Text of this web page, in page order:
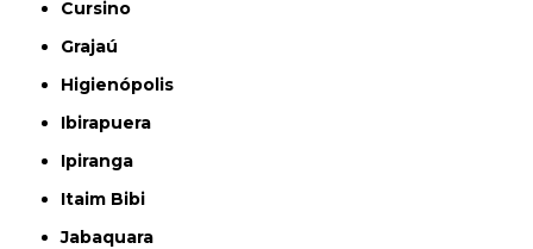
Cursino
Grajaú
Higienópolis
Ibirapuera
Ipiranga
Itaim Bibi
Jabaquara